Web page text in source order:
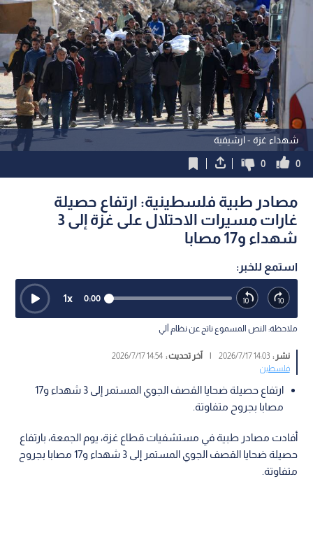
شهداء غزة - ارشيفية
0
0
مصادر طبية فلسطينية: ارتفاع حصيلة
غارات مسيرات الاحتلال على غزة إلى 3
شهداء و17 مصابا
استمع للخبر:
0:00
1x
ملاحظة: النص المسموع ناتج عن نظام آلي
نشر :14:03 2026/7/17
| آخر تحديث :14:54 2026/7/17
فلسطين
ارتفاع حصيلة ضحايا القصف الجوي المستمر إلى 3 شهداء و17
مصابا بجروح متفاوتة.
أفادت مصادر طبية في مستشفيات قطاع غزة، يوم الجمعة، بارتفاع
حصيلة ضحايا القصف الجوي المستمر إلى 3 شهداء و17 مصابا بجروح
متفاوتة.